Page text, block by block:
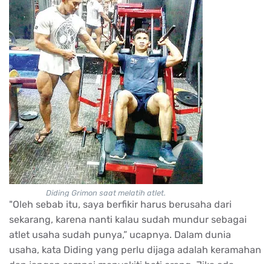
Diding Grimon saat melatih atlet.
"Oleh sebab itu, saya berfikir harus berusaha dari
sekarang, karena nanti kalau sudah mundur sebagai
atlet usaha sudah punya,” ucapnya. Dalam dunia
usaha, kata Diding yang perlu dijaga adalah keramahan